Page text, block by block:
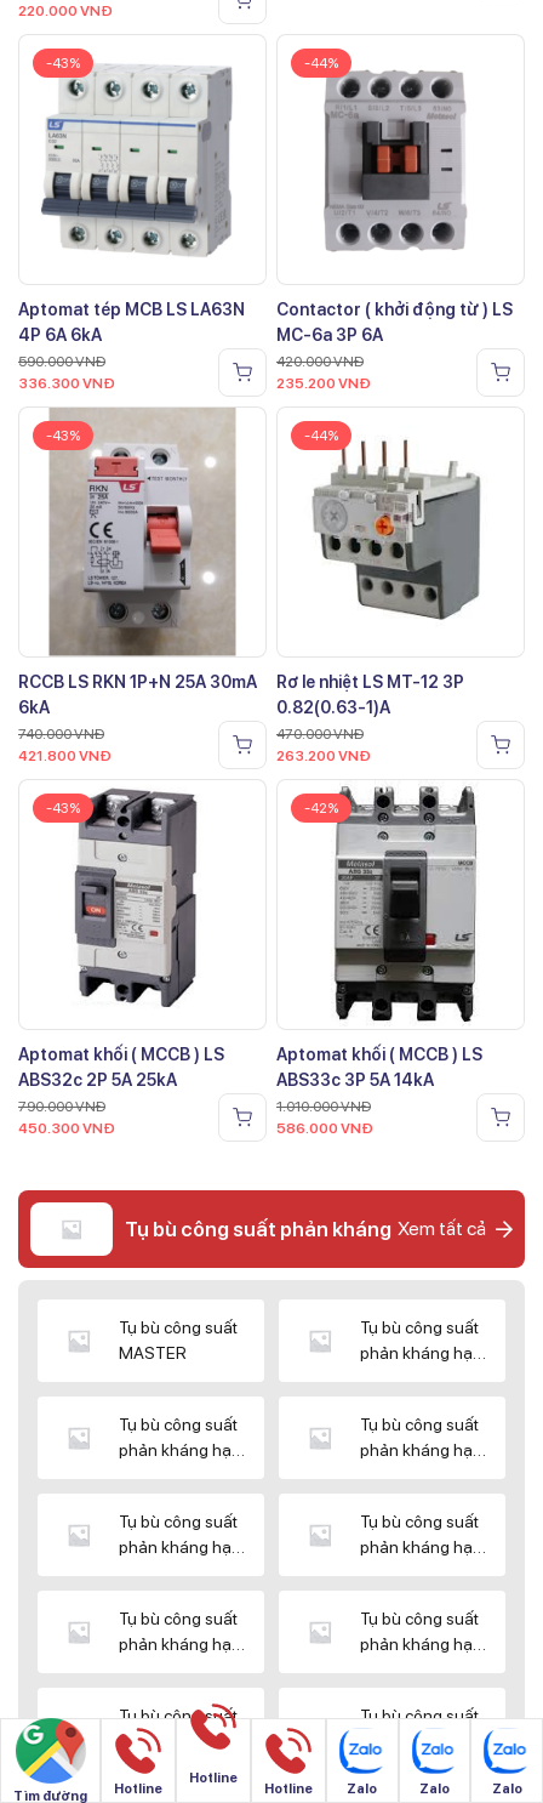
220.000 VNĐ
-43%
Aptomat tép MCB LS LA63N
4P 6A 6kA
590.000VNĐ
336.300 VNĐ
-44%
Contactor ( khởi động từ ) LS
MC-6a 3P 6A
420.000VNĐ
235.200 VNĐ
-43%
RCCB LS RKN 1P+N 25A 30mA
6kA
740.000VNĐ
421.800 VNĐ
-44%
Rơ le nhiệt LS MT-12 3P
0.82(0.63-1)A
470.000VNĐ
263.200 VNĐ
-43%
Aptomat khối ( MCCB ) LS
ABS32c 2P 5A 25kA
790.000VNĐ
450.300 VNĐ
-42%
Aptomat khối ( MCCB ) LS
ABS33c 3P 5A 14kA
1.010.000VNĐ
586.000 VNĐ
Tụ bù công suất phản kháng Xem tất cả
Tụ bù công suất
MASTER
Tụ bù công suất
phản kháng hạ
Tụ bù công suất
phản kháng hạ
Tụ bù công suất
phản kháng hạ
Tụ bù công suất
phản kháng hạ
Tụ bù công suất
phản kháng hạ
Tụ bù công suất
phản kháng hạ
Tụ bù công suất
phản kháng hạ
Tụ bù công suất
phản kháng hạ
thế SHIZUKI
Tụ bù công suất
phản kháng hạ
thế SINO
Tìm đường Hotline
Hotline
Hotline Zalo Zalo Zalo